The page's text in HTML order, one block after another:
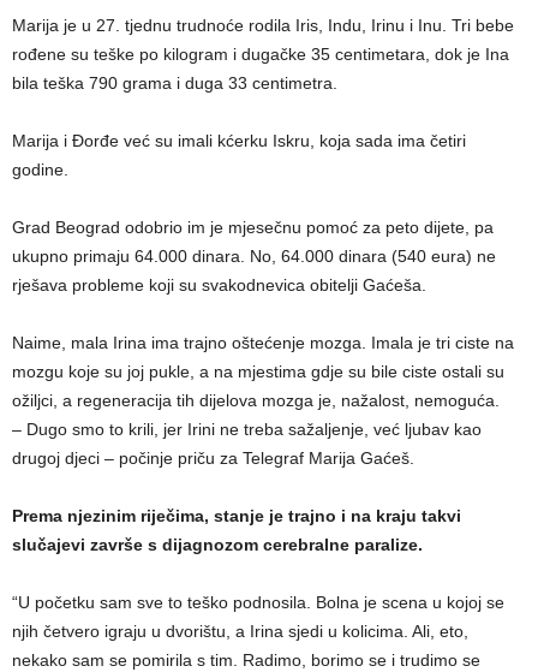
Marija je u 27. tjednu trudnoće rodila Iris, Indu, Irinu i Inu. Tri bebe
rođene su teške po kilogram i dugačke 35 centimetara, dok je Ina
bila teška 790 grama i duga 33 centimetra.
Marija i Đorđe već su imali kćerku Iskru, koja sada ima četiri
godine.
Grad Beograd odobrio im je mjesečnu pomoć za peto dijete, pa
ukupno primaju 64.000 dinara. No, 64.000 dinara (540 eura) ne
rješava probleme koji su svakodnevica obitelji Gaćeša.
Naime, mala Irina ima trajno oštećenje mozga. Imala je tri ciste na
mozgu koje su joj pukle, a na mjestima gdje su bile ciste ostali su
ožiljci, a regeneracija tih dijelova mozga je, nažalost, nemoguća.
– Dugo smo to krili, jer Irini ne treba sažaljenje, već ljubav kao
drugoj djeci – počinje priču za Telegraf Marija Gaćeš.
Prema njezinim riječima, stanje je trajno i na kraju takvi
slučajevi završe s dijagnozom cerebralne paralize.
“U početku sam sve to teško podnosila. Bolna je scena u kojoj se
njih četvero igraju u dvorištu, a Irina sjedi u kolicima. Ali, eto,
nekako sam se pomirila s tim. Radimo, borimo se i trudimo se